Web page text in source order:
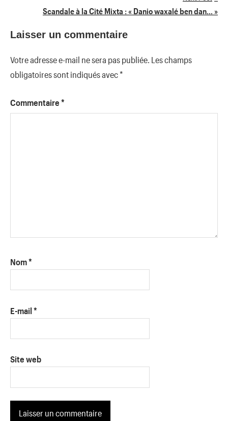
l’articleScandale à la Cité Mixta : « Danio waxalé ben dan… »
Laisser un commentaire
Votre adresse e-mail ne sera pas publiée. Les champs
obligatoires sont indiqués avec*
Commentaire *
Nom*
E-mail *
Site web